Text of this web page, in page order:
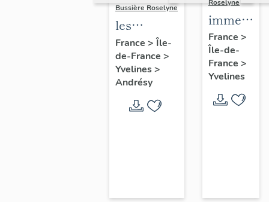
Bussière Roselyne
les
immeubles,
maisons et
fermes du
canton
d'Andrésy
France > Île-
de-France >
Yvelines>
Andrésy
Roselyne
maisons,
fermes
France >
Île-de-
France >
Yvelines